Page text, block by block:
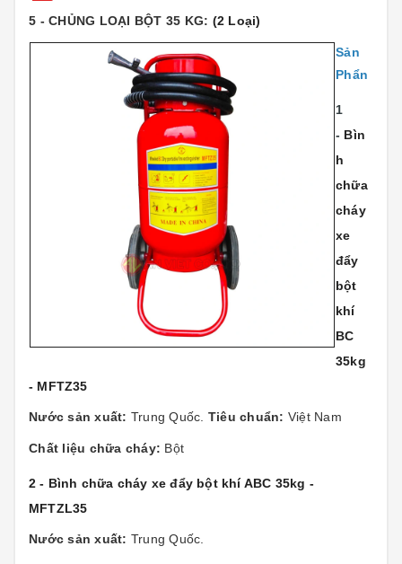
5 - CHỦNG LOẠI BỘT 35 KG: (2 Loại)
Sản
Phẩn
1
- Bìn
h
chữa
cháy
xe
đẩy
bột
khí
BC
35kg
- MFTZ35
Nước sản xuất: Trung Quốc. Tiêu chuẩn: Việt Nam
Chất liệu chữa cháy: Bột
2 - Bình chữa cháy xe đẩy bột khí ABC 35kg -
MFTZL35
Nước sản xuất: Trung Quốc.